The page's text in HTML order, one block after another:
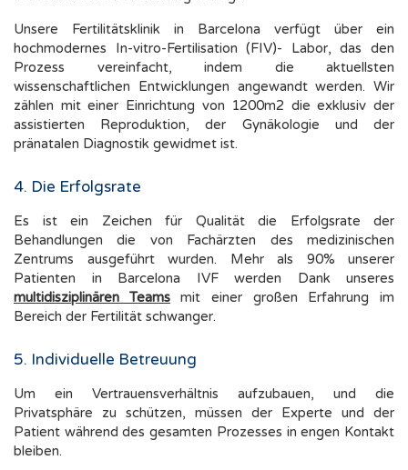
Unsere Fertilitätsklinik in Barcelona verfügt über ein
hochmodernes In-vitro-Fertilisation (FIV)- Labor, das den
Prozess vereinfacht, indem die aktuellsten
wissenschaftlichen Entwicklungen angewandt werden. Wir
zählen mit einer Einrichtung von 1200m2 die exklusiv der
assistierten Reproduktion, der Gynäkologie und der
pränatalen Diagnostik gewidmet ist.
4. Die Erfolgsrate
Es ist ein Zeichen für Qualität die Erfolgsrate der
Behandlungen die von Fachärzten des medizinischen
Zentrums ausgeführt wurden. Mehr als 90% unserer
Patienten in Barcelona IVF werden Dank unseres
multidisziplinären Teams
mit einer großen Erfahrung im
Bereich der Fertilität schwanger.
5. Individuelle Betreuung
Um ein Vertrauensverhältnis aufzubauen, und die
Privatsphäre zu schützen, müssen der Experte und der
Patient während des gesamten Prozesses in engen Kontakt
bleiben.